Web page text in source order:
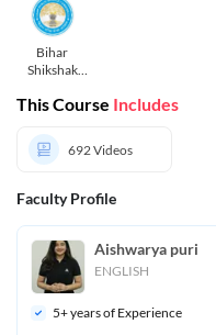
Bihar
Shikshak
11 to 12
This Course Includes
692Videos
Faculty Profile
Aishwarya puri
ENGLISH
5+ years of Experience